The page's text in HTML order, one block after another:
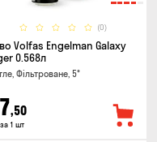
(0)
Volfas Engelman Galaxy
0.568л
Фільтроване, 5°
,50
1 шт